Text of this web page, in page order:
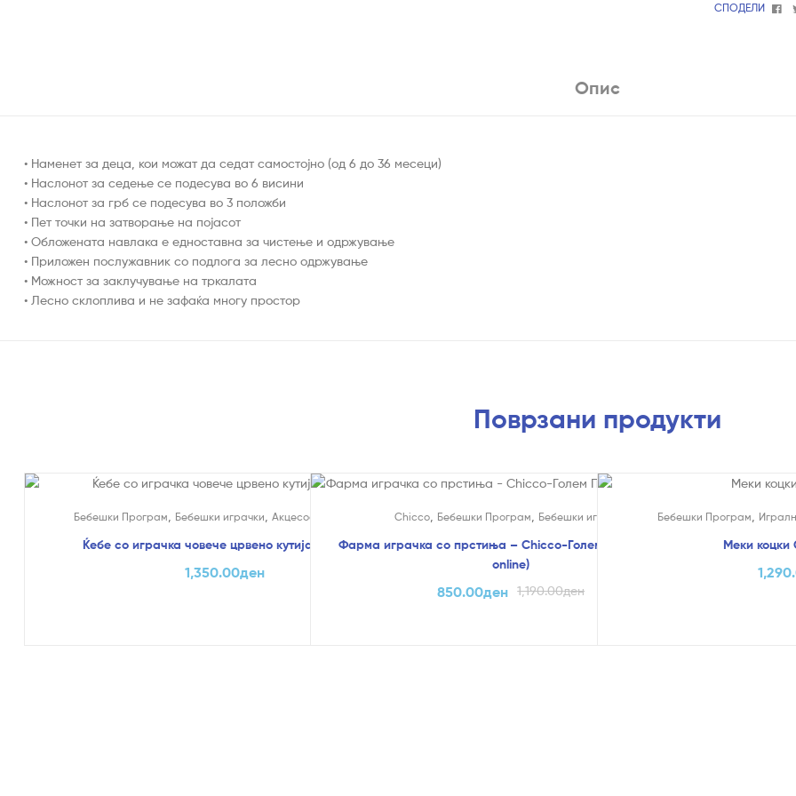
СПОДЕЛИ
Опис
• Наменет за деца, кои можат да седат самостојно (од 6 до 36 месеци)
• Наслонот за седење се подесува во 6 висини
• Наслонот за грб се подесува во 3 положби
• Пет точки на затворање на појасот
• Обложената навлака е едноставна за чистење и одржување
• Приложен послужавник со подлога за лесно одржување
• Можност за заклучување на тркалата
• Лесно склоплива и не зафаќа многу простор
Поврзани продукти
Бебешки Програм Бебешки играчки Акцесоари
Ќебе со играчка човече црвено кутија – Jungle
1,350.00ден
Chicco, Бебешки Програм Бебешки играчки
Фарма играчка со прстиња – Chicco-Голем Попуст (само
online)
1,190.00ден
850.00ден
Бебешки Програм
Меки коцки